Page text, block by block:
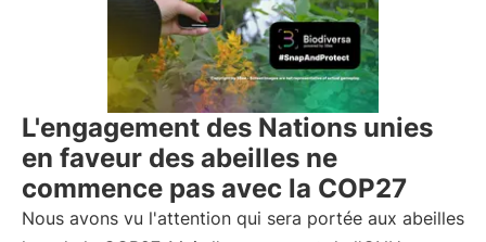
L'engagement des Nations unies
en faveur des abeilles ne
commence pas avec la COP27
Nous avons vu l'attention qui sera portée aux abeilles